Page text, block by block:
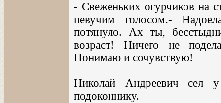
- Свеженьких огурчиков на
певучим голосом.-
потянуло. Ах ты,
возраст! Ничего не
Понимаю и сочувствую!
Николай Андреевич сел
подоконнику.